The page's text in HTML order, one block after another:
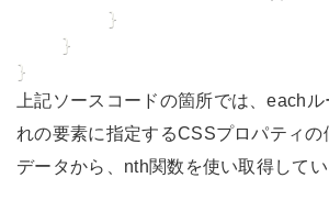
        }
    }
}
上記ソースコードの箇所では、each
れの要素に指定するCSSプロパティ
データから、nth関数を使い取得してい